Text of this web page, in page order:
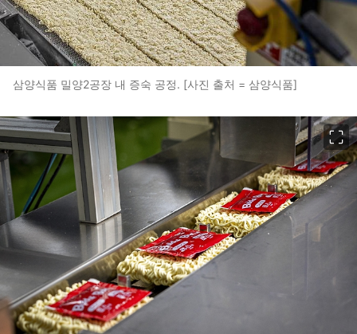
삼양식품 밀양2공장 내 증숙 공정. [사진 출처 = 삼양식품]